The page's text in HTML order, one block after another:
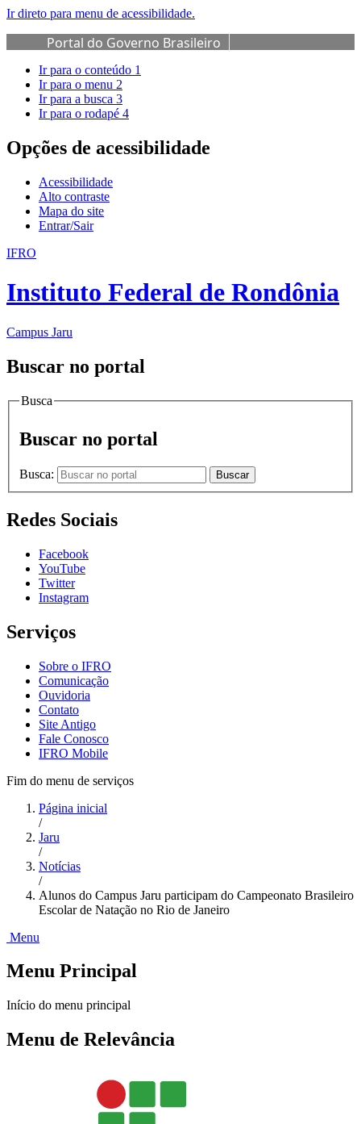
Ir direto para menu de acessibilidade.
Portal do Governo Brasileiro
Ir para o conteúdo 1
Ir para o menu 2
Ir para a busca 3
Ir para o rodapé 4
Opções de acessibilidade
Acessibilidade
Alto contraste
Mapa do site
Entrar/Sair
IFRO
Instituto Federal de Rondônia
Campus Jaru
Buscar no portal
Busca
Buscar no portal
Busca: Buscar
Redes Sociais
Facebook
YouTube
Twitter
Instagram
Serviços
Sobre o IFRO
Comunicação
Ouvidoria
Contato
Site Antigo
Fale Conosco
IFRO Mobile
Fim do menu de serviços
Página inicial
/
Jaru
/
Notícias
/
Alunos do Campus Jaru participam do Campeonato Brasileiro
Escolar de Natação no Rio de Janeiro
Menu
Menu Principal
Início do menu principal
Menu de Relevância